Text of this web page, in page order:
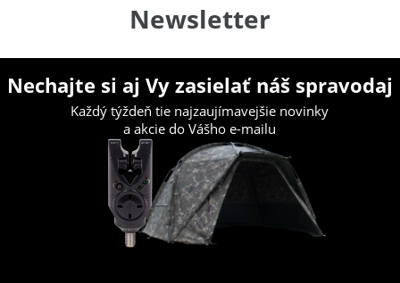
Newsletter
Nechajte si aj Vy zasielať náš spravodaj
Každý týždeň tie najzaujímavejšie novinky
a akcie do Vášho e-mailu